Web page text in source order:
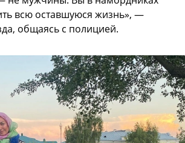
всю оставшуюся жизнь», —
общаясь с полицией.